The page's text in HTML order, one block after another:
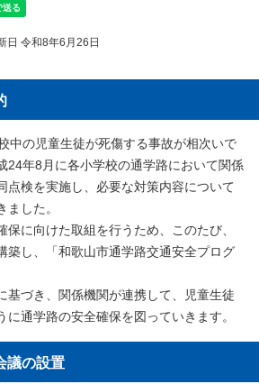
令和8年6月26日
中の児童生徒が死傷する事故が相次いで
24年8月に各小学校の通学路において関係
点検を実施し、必要な対策内容について
ました。
保に向けた取組を行うため、このたび、
築し、「和歌山市通学路交通安全プログ
基づき、関係機関が連携して、児童生徒
に通学路の安全確保を図っていきます。
議の設置